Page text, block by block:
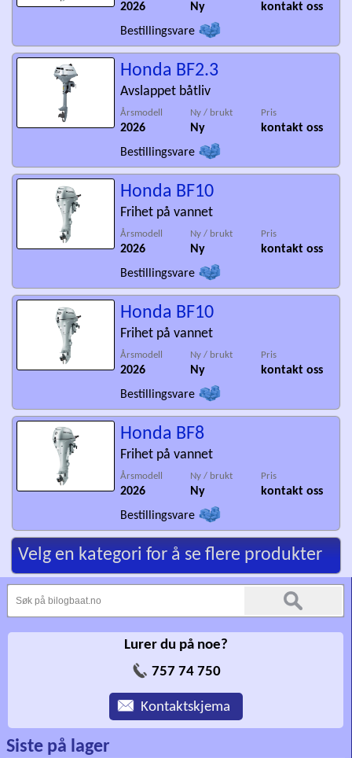
2026 Ny
kontakt oss
Bestillingsvare
Honda BF2.3
Avslappet båtliv
Årsmodell
2026
Ny / brukt
Ny
Pris
kontakt oss
Bestillingsvare
Honda BF10
Frihet på vannet
Årsmodell
2026
Ny / brukt
Ny
Pris
kontakt oss
Bestillingsvare
Honda BF10
Frihet på vannet
Årsmodell
2026
Ny / brukt
Ny
Pris
kontakt oss
Bestillingsvare
Honda BF8
Frihet på vannet
Årsmodell
2026
Ny / brukt
Ny
Pris
kontakt oss
Bestillingsvare
Velg en kategori for å se flere produkter
Lurer du på noe?
757 74 750
Kontaktskjema
Siste på lager